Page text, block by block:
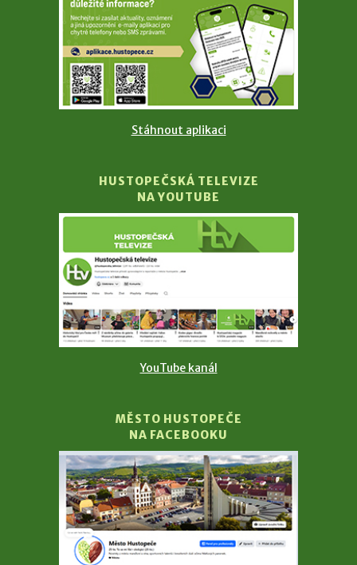
Stáhnout aplikaci
HUSTOPEČSKÁ TELEVIZE
NA YOUTUBE
YouTube kanál
MĚSTO HUSTOPEČE
NA FACEBOOKU